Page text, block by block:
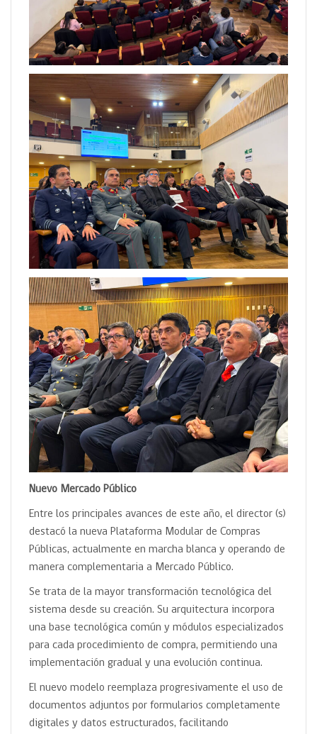
Nuevo Mercado Público
Entre los principales avances de este año, el director (s)
destacó la nueva Plataforma Modular de Compras
Públicas, actualmente en marcha blanca y operando de
manera complementaria a Mercado Público.
Se trata de la mayor transformación tecnológica del
sistema desde su creación. Su arquitectura incorpora
una base tecnológica común y módulos especializados
para cada procedimiento de compra, permitiendo una
implementación gradual y una evolución continua.
El nuevo modelo reemplaza progresivamente el uso de
documentos adjuntos por formularios completamente
digitales y datos estructurados, facilitando